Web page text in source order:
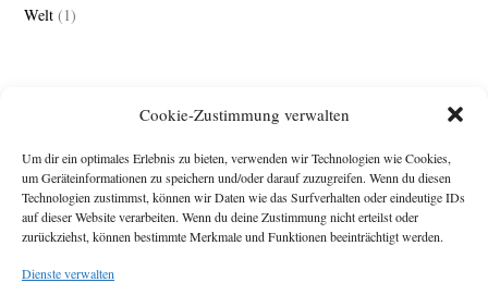
Cookie-Zustimmung verwalten
Um dir ein optimales Erlebnis zu bieten, verwenden wir Technologien wie Cookies,
um Geräteinformationen zu speichern und/oder darauf zuzugreifen. Wenn du diesen
Technologien zustimmst, können wir Daten wie das Surfverhalten oder eindeutige IDs
auf dieser Website verarbeiten. Wenn du deine Zustimmung nicht erteilst oder
zurückziehst, können bestimmte Merkmale und Funktionen beeinträchtigt werden.
Dienste verwalten
Welt (1)
Impressum
Michael Baden,